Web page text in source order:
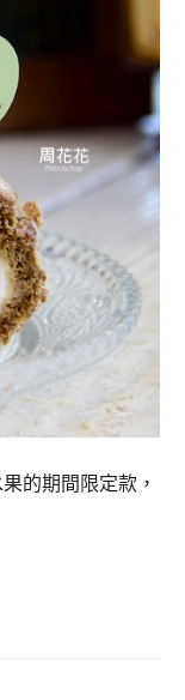
的期間限定款，